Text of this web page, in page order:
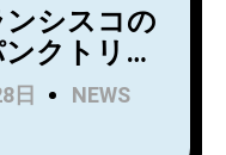
7月にリリ
LegのUS
プニング
シスコの
クトリオ
、
よ
日 NEWS